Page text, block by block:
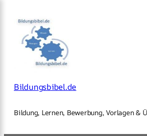
Inhalt
springen
Bildungsbibel.de
Bildung, Lernen, Bewerbung, Vorlagen &